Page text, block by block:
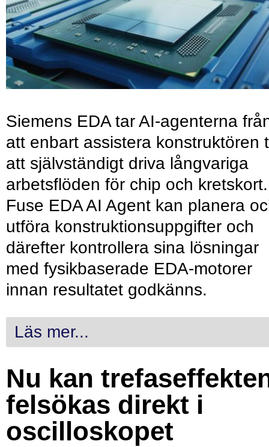
Siemens EDA tar AI-agenterna
att enbart assistera konstruktören
att självständigt driva långvariga
arbetsflöden för chip och kretskort.
Fuse EDA AI Agent kan planera
utföra konstruktionsuppgifter och
därefter kontrollera sina lösningar
med fysikbaserade EDA-motorer
innan resultatet godkänns.
Läs mer...
Nu kan
felsökas direkt i
oscilloskopet